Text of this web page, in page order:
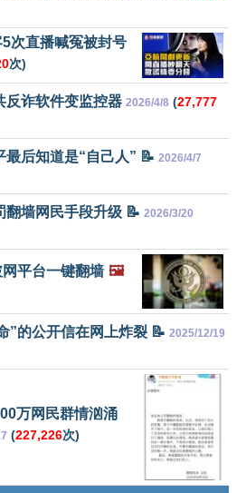
次直播喊冤被封号
次)
反诈软件变监控器 2026/4/8 (27,777
最后知道是“自己人” 📝 2026/4/7
翻墙网民手段升级 📝 2026/3/20
平台一键翻墙 🖼️
”的公开信在网上炸裂 📝 2025/12/19
万网民群情汹涌
(227,226次)